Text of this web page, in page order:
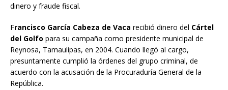
dinero y fraude fiscal.
Francisco García Cabeza de Vaca recibió dinero del Cártel
del Golfo para su campaña como presidente municipal de
Reynosa, Tamaulipas, en 2004. Cuando llegó al cargo,
presuntamente cumplió la órdenes del grupo criminal, de
acuerdo con la acusación de la Procuraduría General de la
República.